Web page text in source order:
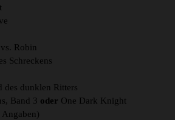
Robin
Schreckens
des dunklen Ritters
Band 3 oder One Dark Knight